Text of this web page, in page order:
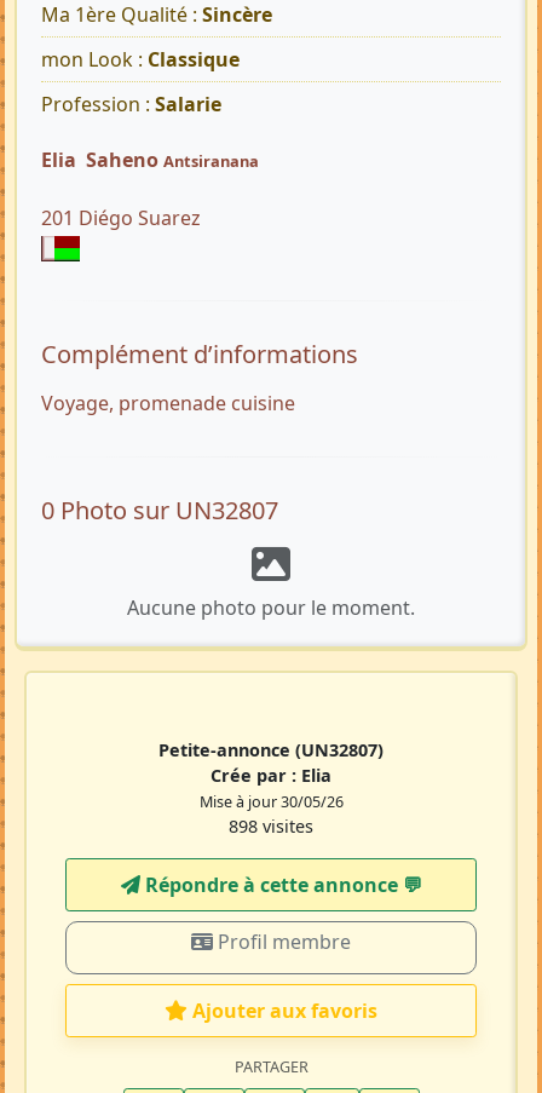
Ma 1ère Qualité : Sincère
mon Look : Classique
Profession : Salarie
Elia Saheno Antsiranana
201 Diégo Suarez
Complément d’informations
Voyage, promenade cuisine
0 Photo sur UN32807
Aucune photo pour le moment.
Petite-annonce (UN32807)
Crée par : Elia
Mise à jour 30/05/26
898 visites
Répondre à cette annonce 💬​
Profil membre
Ajouter aux favoris
PARTAGER